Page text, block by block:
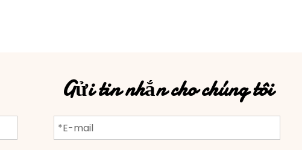
Gửi tin nhắn cho chúng tôi